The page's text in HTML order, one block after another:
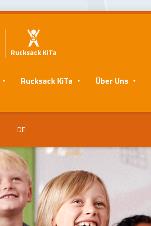
Rucksack KiTa
Rucksack KiTa Über Uns
DE